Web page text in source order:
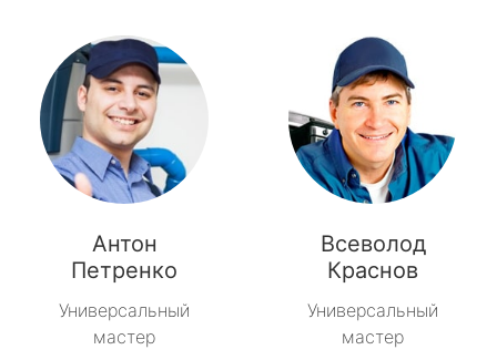
Антон
Петренко
Универсальный
мастер
Всеволод
Краснов
Универсальный
мастер